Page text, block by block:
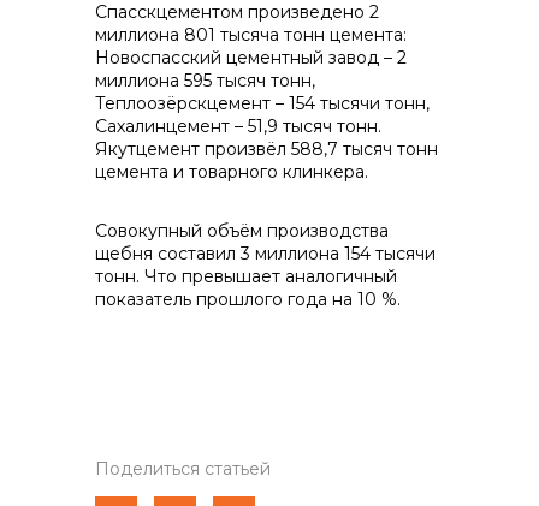
Контакты
+7 (423) 234 50 50
info@vostokcement.ru
Спасскцементом произведено 2
миллиона 801 тысяча тонн цемента:
Новоспасский цементный завод – 2
миллиона 595 тысяч тонн,
Теплоозёрскцемент – 154 тысячи тонн,
Сахалинцемент – 51,9 тысяч тонн.
Якутцемент произвёл 588,7 тысяч тонн
цемента и товарного клинкера.
Совокупный объём производства
щебня составил 3 миллиона 154 тысячи
тонн. Что превышает аналогичный
показатель прошлого года на 10 %.
Поделиться статьей